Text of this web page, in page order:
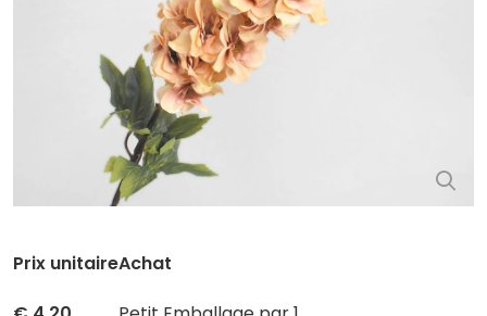
Prix ​​unitaireAchat